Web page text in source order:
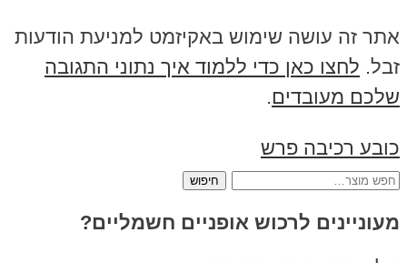
אתר זה עושה שימוש באקיזמט למניעת הודעות
זבל. לחצו כאן כדי ללמוד איך נתוני התגובה
שלכם מעובדים.
כובע רכיבה פרש
חיפוש
מעוניינים לרכוש אופניים חשמליים?